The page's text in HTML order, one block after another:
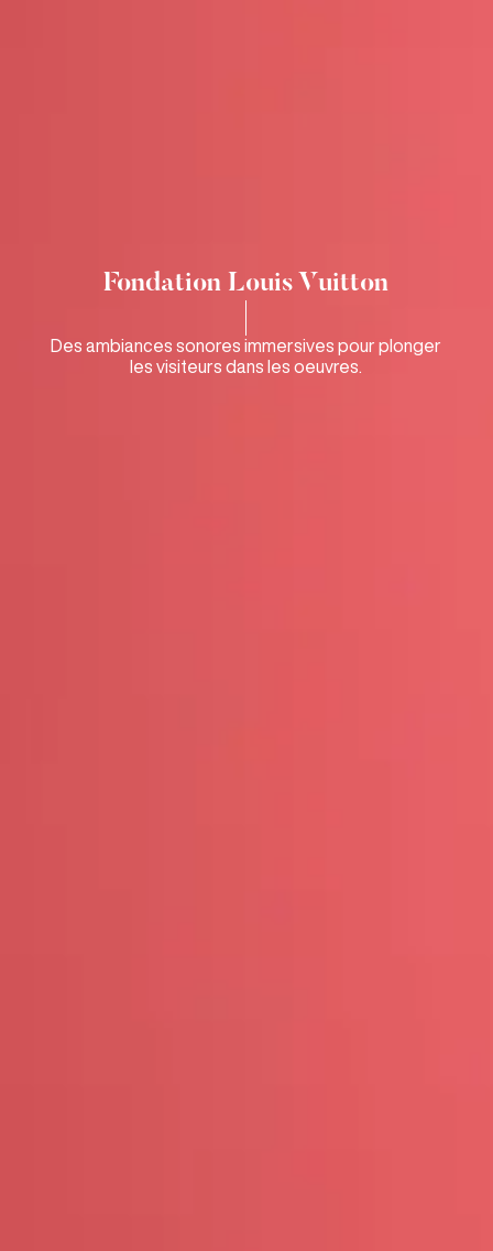
Fondation Louis Vuitton
Des ambiances sonores immersives pour plonger
les visiteurs dans les oeuvres.